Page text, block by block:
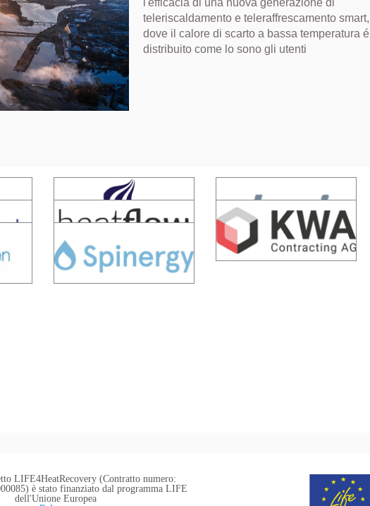
l'efficacia di una nuova generazione di
teleriscaldamento e teleraffrescamento smart,
dove il calore di scarto a bassa temperatura é
distribuito come lo sono gli utenti
LIFE4HeatRecovery (Contratto numero:
è stato finanziato dal programma LIFE
dell'Unione Europea